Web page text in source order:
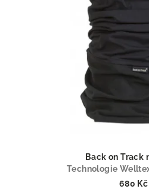
Back on Track
Technologie
680 Kč